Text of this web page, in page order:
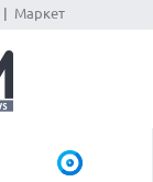
Маркет